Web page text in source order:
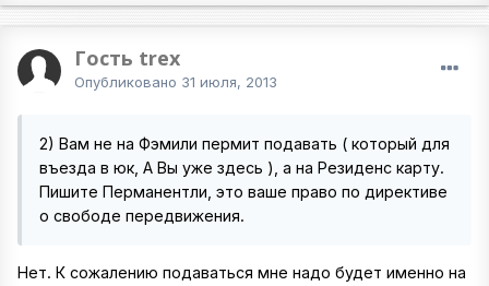
Гость trex
Опубликовано 31 июля, 2013
2) Вам не на Фэмили пермит подавать ( который для
въезда в юк, А Вы уже здесь ), а на Резиденс карту.
Пишите Перманентли, это ваше право по директиве
о свободе передвижения.
Нет. К сожалению подаваться мне надо будет именно на